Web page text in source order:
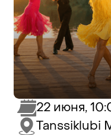
22 июня,
Tanssiklubi